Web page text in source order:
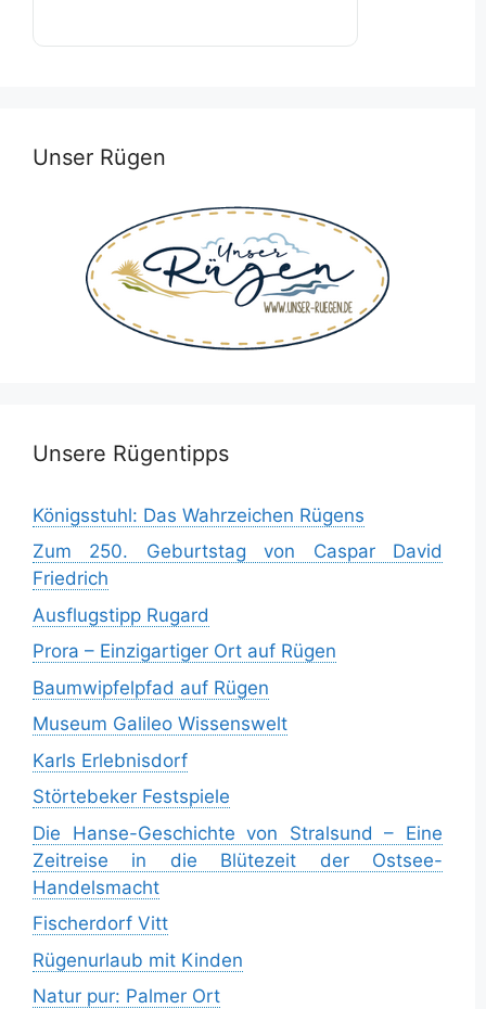
Unser Rügen
Unsere Rügentipps
Königsstuhl: Das Wahrzeichen Rügens
Zum 250. Geburtstag von Caspar David
Friedrich
Ausflugstipp Rugard
Prora – Einzigartiger Ort auf Rügen
Baumwipfelpfad auf Rügen
Museum Galileo Wissenswelt
Karls Erlebnisdorf
Störtebeker Festspiele
Die Hanse-Geschichte von Stralsund – Eine
Zeitreise in die Blütezeit der Ostsee-
Handelsmacht
Fischerdorf Vitt
Rügenurlaub mit Kinden
Natur pur: Palmer Ort